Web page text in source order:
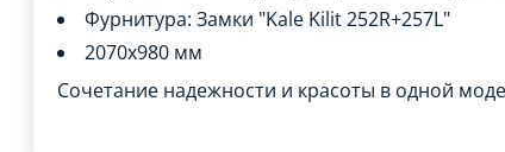
Фурнитура: Замки "Kale Kilit 252R+257L"
2070x980 мм
Сочетание надежности и красоты в одной